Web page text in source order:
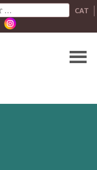
CAT